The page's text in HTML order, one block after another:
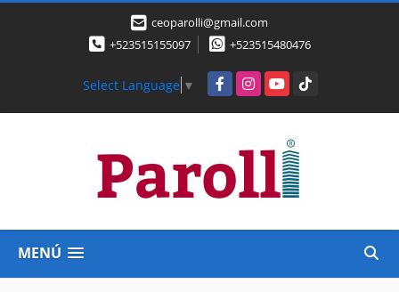
ceoparolli@gmail.com
+523515155097
+523515480476
Select Language ▼ FacebookInstagramYouTubeTikTok
MENÚ